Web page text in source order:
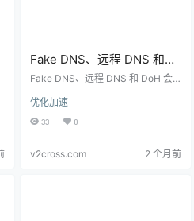
Fake DNS、远程 DNS 和
DoH 怎么选？代理客户端
Fake DNS、远程 DNS 和 DoH 会
露风险。本文解释不同 DNS 模式适
合什么场景。
优化加速
33 0
v2cross.com 2 个月前